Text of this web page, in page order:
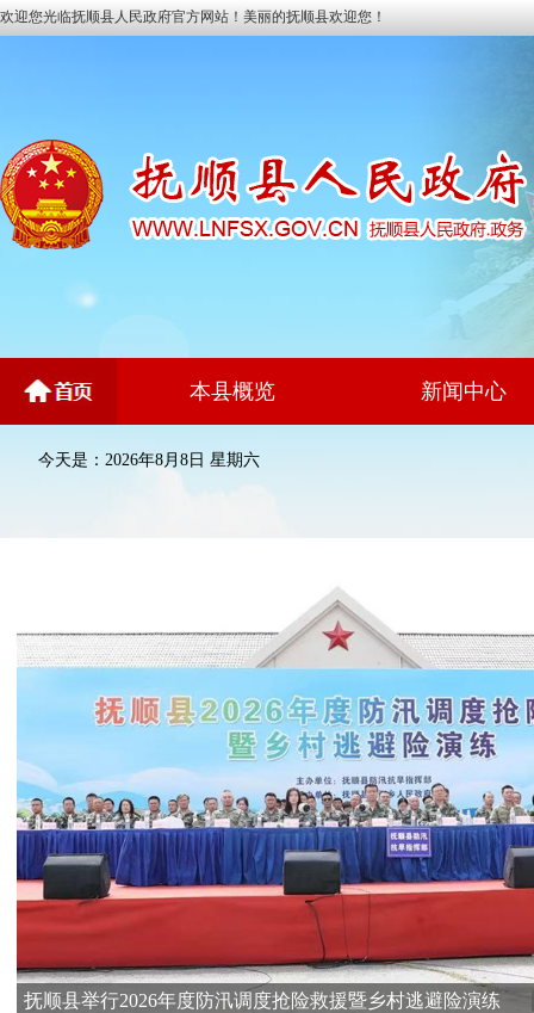
欢迎您光临抚顺县人民政府官方网站！美丽的抚顺县欢迎您！
本县概览 新闻中心
今天是：2026年8月8日 星期六